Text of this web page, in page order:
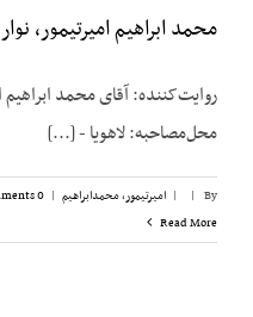
محمد ابراهیم امیرتیمور، نوار ۷
محل‌مصاحبه: لاهویا - [...]
By
|
| امیرتیمور، محمدابراهیم |
0 Comments
Read More